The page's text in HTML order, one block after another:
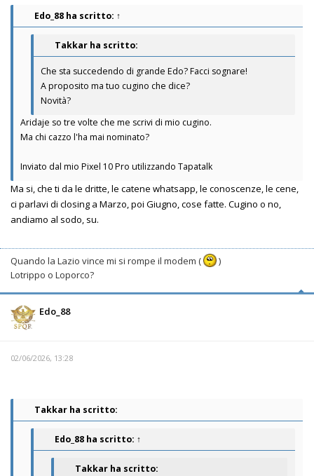
Edo_88 ha scritto: ↑
Takkar ha scritto:
Che sta succedendo di grande Edo? Facci sognare!
A proposito ma tuo cugino che dice?
Novità?
Aridaje so tre volte che me scrivi di mio cugino.
Ma chi cazzo l'ha mai nominato?
Inviato dal mio Pixel 10 Pro utilizzando Tapatalk
Ma si, che ti da le dritte, le catene whatsapp, le conoscenze, le cene,
ci parlavi di closing a Marzo, poi Giugno, cose fatte. Cugino o no,
andiamo al sodo, su.
Quando la Lazio vince mi si rompe il modem (
)
Lotrippo o Loporco?
Edo_88
02/06/2026, 13:28
Takkar ha scritto:
Edo_88 ha scritto: ↑
Takkar ha scritto: